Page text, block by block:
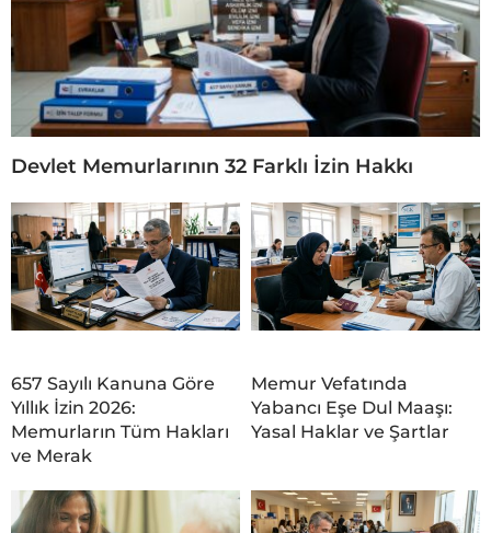
Devlet Memurlarının 32 Farklı İzin Hakkı
657 Sayılı Kanuna Göre
Yıllık İzin 2026:
Memurların Tüm Hakları
ve Merak
Memur Vefatında
Yabancı Eşe Dul Maaşı:
Yasal Haklar ve Şartlar